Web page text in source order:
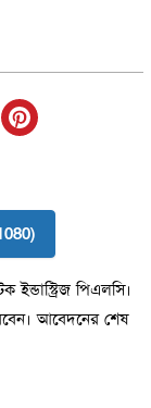
পিএলসি।
আবেদনের শেষ